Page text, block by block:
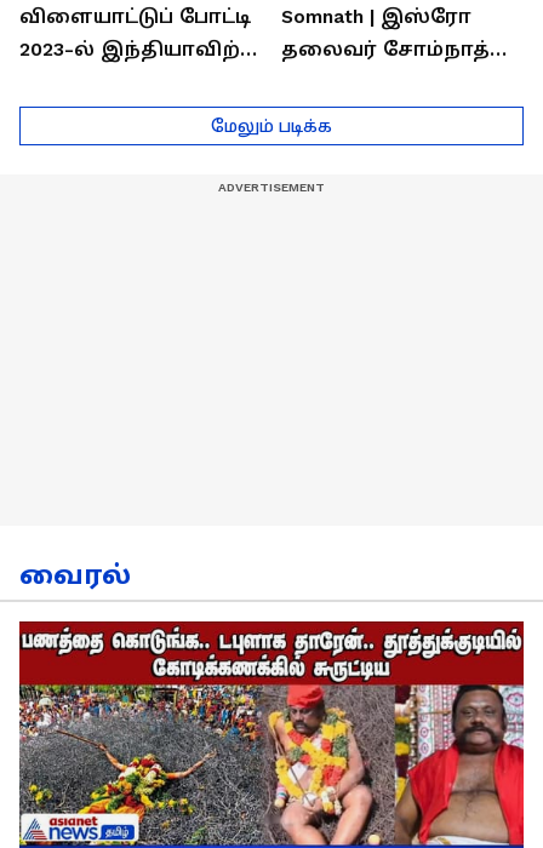
விளையாட்டுப் போட்டி
2023-ல் இந்தியாவிற்கு
வீரர்களுடன்
நேர்காணல்!
Somnath | இஸ்ரோ
தலைவர் சோம்நாத்
நேர்காணல்! | Podcast
மேலும் படிக்க
வைரல்